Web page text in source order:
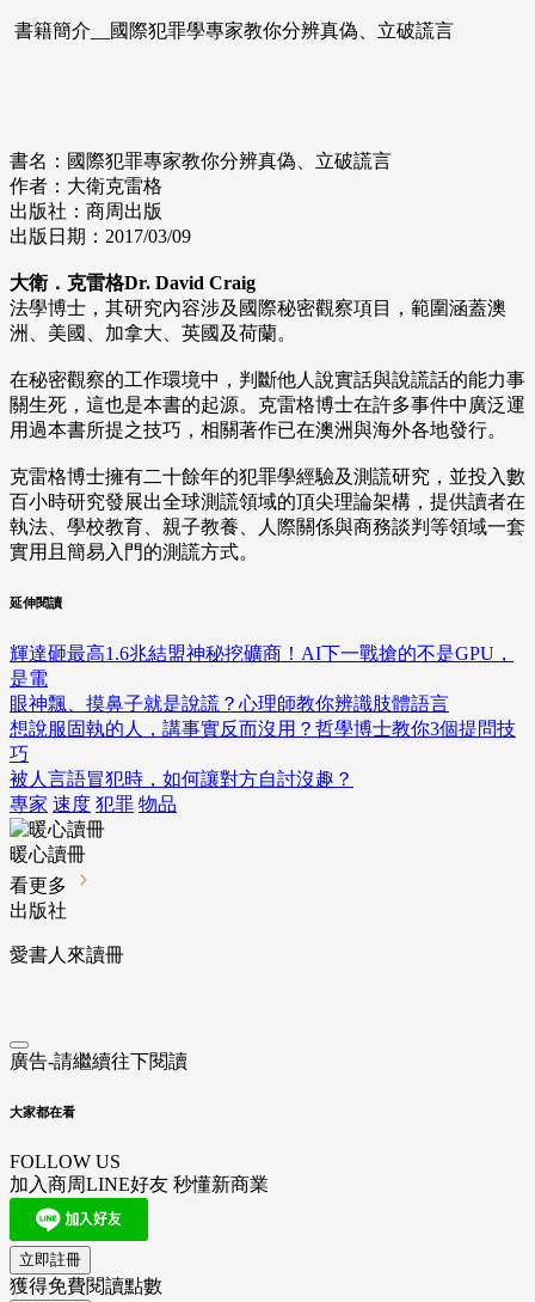
書籍簡介__國際犯罪學專家教你分辨真偽、立破謊言
書名：國際犯罪專家教你分辨真偽、立破謊言
作者：大衛克雷格
出版社：商周出版
出版日期：2017/03/09
大衛．克雷格Dr. David Craig
法學博士，其研究內容涉及國際秘密觀察項目，範圍涵蓋澳
洲、美國、加拿大、英國及荷蘭。
在秘密觀察的工作環境中，判斷他人說實話與說謊話的能力事
關生死，這也是本書的起源。克雷格博士在許多事件中廣泛運
用過本書所提之技巧，相關著作已在澳洲與海外各地發行。
克雷格博士擁有二十餘年的犯罪學經驗及測謊研究，並投入數
百小時研究發展出全球測謊領域的頂尖理論架構，提供讀者在
執法、學校教育、親子教養、人際關係與商務談判等領域一套
實用且簡易入門的測謊方式。
延伸閱讀
輝達砸最高1.6兆結盟神秘挖礦商！AI下一戰搶的不是GPU，
是電
眼神飄、摸鼻子就是說謊？心理師教你辨識肢體語言
想說服固執的人，講事實反而沒用？哲學博士教你3個提問技
巧
被人言語冒犯時，如何讓對方自討沒趣？
專家 速度 犯罪 物品
暖心讀冊
看更多
出版社
愛書人來讀冊
廣告-請繼續往下閱讀
大家都在看
FOLLOW US
加入商周LINE好友 秒懂新商業
立即註冊
獲得免費閱讀點數